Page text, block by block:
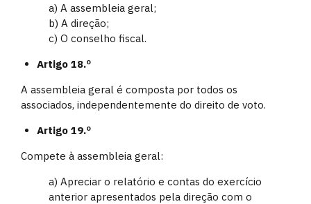
a) A assembleia geral;
b) A direção;
c) O conselho fiscal.
Artigo 18.º
A assembleia geral é composta por todos os
associados, independentemente do direito de voto.
Artigo 19.º
Compete à assembleia geral:
a) Apreciar o relatório e contas do exercício
anterior apresentados pela direção com o